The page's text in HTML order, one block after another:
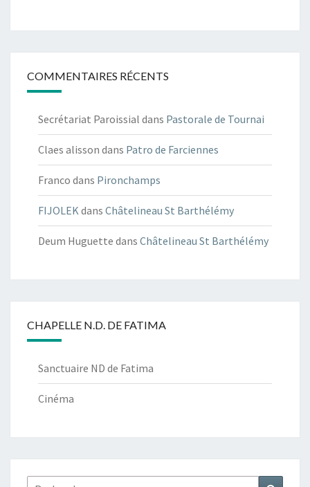
COMMENTAIRES RÉCENTS
Secrétariat Paroissial dans Pastorale de Tournai
Claes alisson dans Patro de Farciennes
Franco dans Pironchamps
FIJOLEKdans Châtelineau St Barthélémy
Deum Huguette dans Châtelineau St Barthélémy
CHAPELLE N.D. DE FATIMA
Sanctuaire ND de Fatima
Cinéma